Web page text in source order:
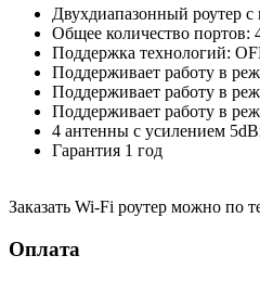
Двухдиапазонный роутер
Общее количество
Поддержка технологий:
Поддерживает работу в
Поддерживает работу в
Поддерживает работу в
4 антенны с усилением
Гарантия 1 год
Заказать Wi-Fi роутер можно по
Оплата